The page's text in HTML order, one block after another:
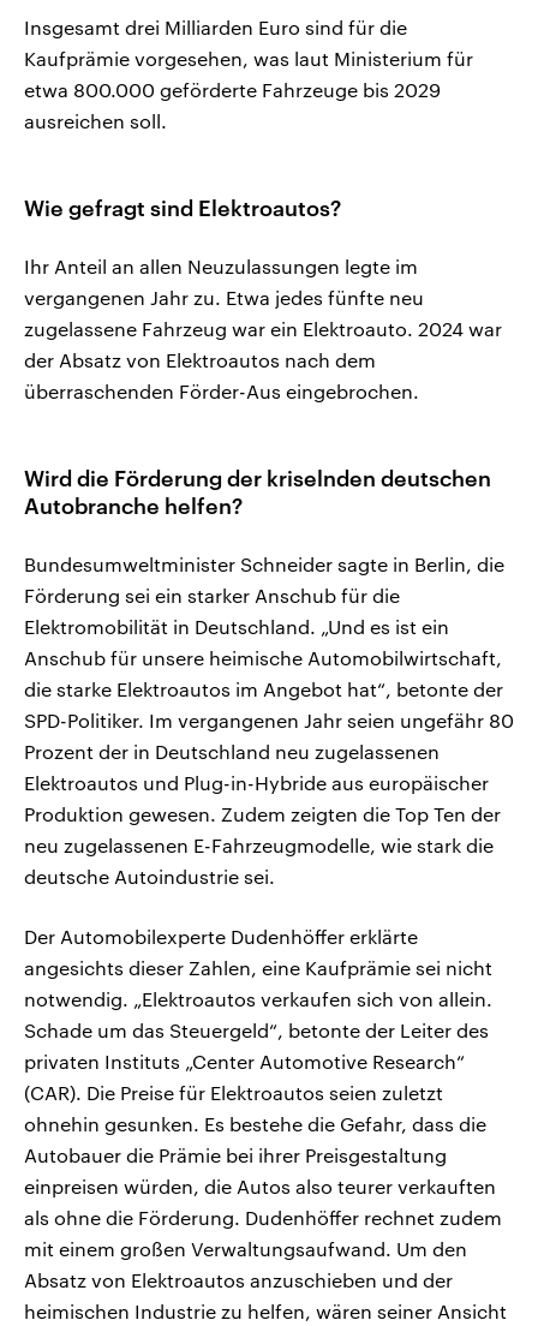
Insgesamt drei Milliarden Euro sind für die
Kaufprämie vorgesehen, was laut Ministerium für
etwa 800.000 geförderte Fahrzeuge bis 2029
ausreichen soll.
Wie gefragt sind Elektroautos?
Ihr Anteil an allen Neuzulassungen legte im
vergangenen Jahr zu. Etwa jedes fünfte neu
zugelassene Fahrzeug war ein Elektroauto. 2024 war
der Absatz von Elektroautos nach dem
überraschenden Förder-Aus eingebrochen.
Wird die Förderung der kriselnden deutschen
Autobranche helfen?
Bundesumweltminister Schneider sagte in Berlin, die
Förderung sei ein starker Anschub für die
Elektromobilität in Deutschland. „Und es ist ein
Anschub für unsere heimische Automobilwirtschaft,
die starke Elektroautos im Angebot hat“, betonte der
SPD-Politiker. Im vergangenen Jahr seien ungefähr 80
Prozent der in Deutschland neu zugelassenen
Elektroautos und Plug-in-Hybride aus europäischer
Produktion gewesen. Zudem zeigten die Top Ten der
neu zugelassenen E-Fahrzeugmodelle, wie stark die
deutsche Autoindustrie sei.
Der Automobilexperte Dudenhöffer erklärte
angesichts dieser Zahlen, eine Kaufprämie sei nicht
notwendig. „Elektroautos verkaufen sich von allein.
Schade um das Steuergeld“, betonte der Leiter des
privaten Instituts „Center Automotive Research“
(CAR). Die Preise für Elektroautos seien zuletzt
ohnehin gesunken. Es bestehe die Gefahr, dass die
Autobauer die Prämie bei ihrer Preisgestaltung
einpreisen würden, die Autos also teurer verkauften
als ohne die Förderung. Dudenhöffer rechnet zudem
mit einem großen Verwaltungsaufwand. Um den
Absatz von Elektroautos anzuschieben und der
heimischen Industrie zu helfen, wären seiner Ansicht